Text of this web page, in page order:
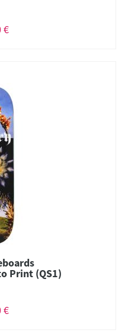
€
Print (QS1)
€